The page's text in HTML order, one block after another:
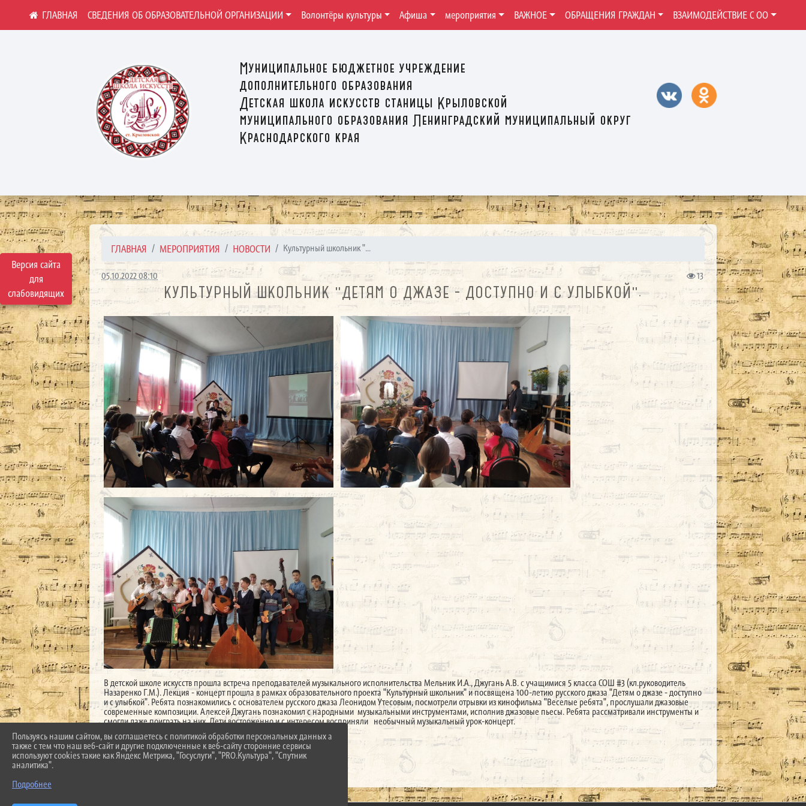
Версия сайта
для
слабовидящих
Муниципальное бюджетное учреждение
дополнительного образования
Детская школа искусств станицы Крыловской
муниципального образования Ленинградский муниципальный округ
Краснодарского края
СВЕДЕНИЯ ОБ ОБРАЗОВАТЕЛЬНОЙ ОРГАНИЗАЦИИ Волонтёры культуры Афиша мероприятия ВАЖНОЕ ОБРАЩЕНИЯ ГРАЖДАН ВЗАИМОДЕЙСТВИЕ С ОО
ГЛАВНАЯ МЕРОПРИЯТИЯ НОВОСТИ Культурный школьник "...
05.10.2022 08:10 13
КУЛЬТУРНЫЙ ШКОЛЬНИК "ДЕТЯМ О ДЖАЗЕ - ДОСТУПНО И С УЛЫБКОЙ".
В детской школе искусств прошла встреча преподавателей музыкального исполнительства Мельник И.А., Джугань А.В. с учащимися 5 класса СОШ #3 (кл.руководитель
Назаренко Г.М.). Лекция - концерт прошла в рамках образовательного проекта "Культурный школьник" и посвящена 100-летию русского джаза "Детям о джазе - доступно
и с улыбкой". Ребята познакомились с основателем русского джаза Леонидом Утесовым, посмотрели отрывки из кинофильма "Веселые ребята", прослушали джазовые
современные композиции. Алексей Джугань познакомил с народными музыкальными инструментами, исполнив джазовые пьесы. Ребята рассматривали инструменты и
смогли даже поиграть на них. Дети восторженно и с интересом восприняли необычный музыкальный урок-концерт.
https://t.me/dsikrylovka/408
Пользуясь нашим сайтом, вы соглашаетесь с политикой обработки персональных данных а
также с тем что наш веб-сайт и другие подключенные к веб-сайту сторонние сервисы
используют cookies такие как Яндекс Метрика, "Госуслуги", "PRO.Культура", "Спутник
аналитика".
Подробнее